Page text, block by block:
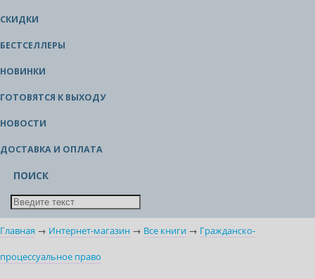
СКИДКИ
БЕСТСЕЛЛЕРЫ
НОВИНКИ
ГОТОВЯТСЯ К ВЫХОДУ
НОВОСТИ
ДОСТАВКА И ОПЛАТА
ПОИСК
Главная → Интернет-магазин → Все книги → Гражданско-
процессуальное право